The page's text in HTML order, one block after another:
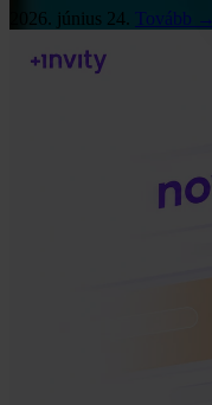
2026. június 24. Tovább →